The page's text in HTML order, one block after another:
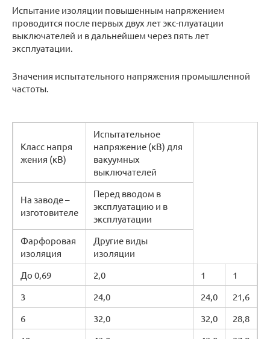
Испытание изоляции повышенным напряжением
проводится после первых двух лет экс-плуатации
выключателей и в дальнейшем через пять лет
эксплуатации.
Значения испытательного напряжения промышленной
частоты.
Класс напря
жения (кВ)
Испытательное
напряжение (кВ) для
вакуумных
выключателей
На заводе –
изготовителе
Перед вводом в
эксплуатацию и в
эксплуатации
Фарфоровая
изоляция
Другие виды
изоляции
До 0,69
2,0 1
1
3
24,0 24,0
21,6
6
32,0 32,0
28,8